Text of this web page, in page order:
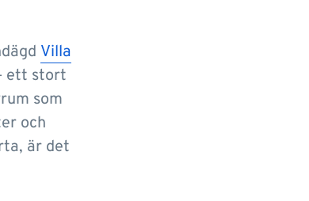
Villa
ett stort
som
och
är det